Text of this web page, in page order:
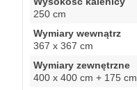
250 cm
Wymiary wewnątrz
367 x 367 cm
Wymiary zewnętrzne
400 x 400 cm + 175 cm